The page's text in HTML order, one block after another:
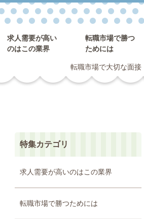
求人需要が高い
のはこの業界
転職市場で勝つ
ためには
転職市場で大切な面接
特集カテゴリ
求人需要が高いのはこの業界
転職市場で勝つためには